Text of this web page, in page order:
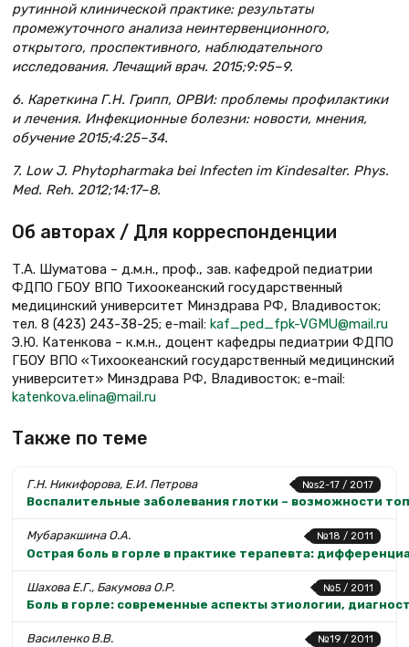
рутинной клинической практике: результаты
промежуточного анализа неинтервенционного,
открытого, проспективного, наблюдательного
исследования. Лечащий врач. 2015;9:95–9.
6. Кареткина Г.Н. Грипп, ОРВИ: проблемы профилактики
и лечения. Инфекционные болезни: новости, мнения,
обучение 2015;4:25–34.
7. Low J. Phytopharmaka bei Infecten im Kindesalter. Phys.
Med. Reh. 2012;14:17–8.
Об авторах / Для корреспонденции
Т.А. Шуматова – д.м.н., проф., зав. кафедрой педиатрии
ФДПО ГБОУ ВПО Тихоокеанский государственный
медицинский университет Минздрава РФ, Владивосток;
тел. 8 (423) 243-38-25; e-mail: kaf_ped_fpk-VGMU@mail.ru
Э.Ю. Катенкова – к.м.н., доцент кафедры педиатрии ФДПО
ГБОУ ВПО «Тихоокеанский государственный медицинский
университет» Минздрава РФ, Владивосток; e-mail:
katenkova.elina@mail.ru
Также по теме
№s2-17 / 2017
Г.Н. Никифорова, Е.И. Петрова
Воспалительные заболевания глотки – возможности
№18 / 2011
Мубаракшина О.А.
Острая боль в горле в практике терапевта:
№5 / 2011
Шахова Е.Г., Бакумова О.Р.
Боль в горле: современные аспекты этиологии,
№19 / 2011
Василенко В.В.